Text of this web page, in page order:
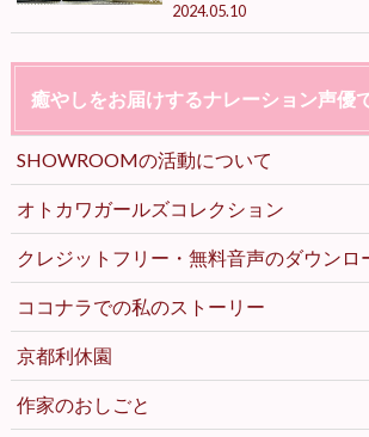
2024.05.10
癒やしをお届けするナレーション声優
SHOWROOMの活動について
オトカワガールズコレクション
クレジットフリー・無料音声のダウンロ
ココナラでの私のストーリー
京都利休園
作家のおしごと